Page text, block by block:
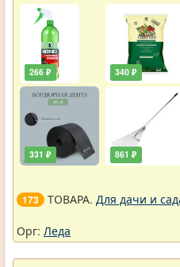
266 ₽
331 ₽
340 ₽
861 ₽
173 ТОВАРА. Для дачи и
Орг: Леда